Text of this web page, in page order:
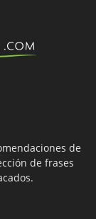
de
de frases